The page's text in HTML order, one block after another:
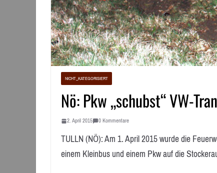
NICHT_KATEGORISIERT
Nö: Pkw „schubst“ VW-
2. April 2015 0 Kommentare
TULLN (NÖ): Am 1. April 2015 wurde die
einem Kleinbus und einem Pkw auf die